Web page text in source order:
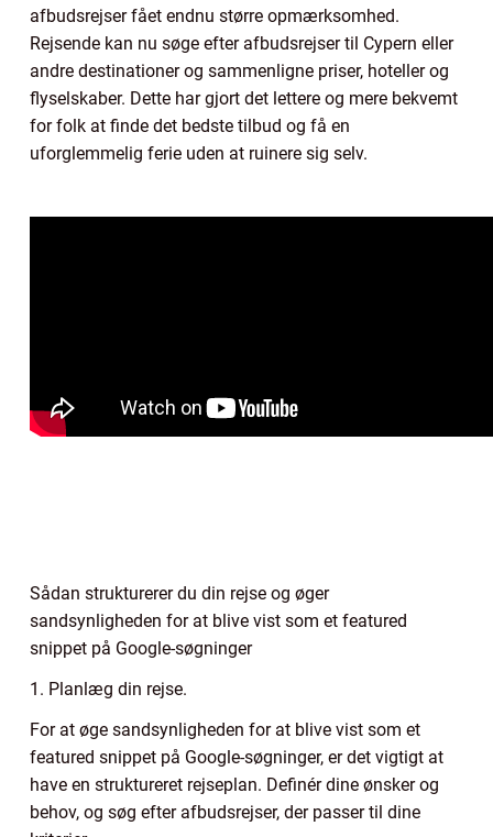
afbudsrejser fået endnu større opmærksomhed.
Rejsende kan nu søge efter afbudsrejser til Cypern eller
andre destinationer og sammenligne priser, hoteller og
flyselskaber. Dette har gjort det lettere og mere bekvemt
for folk at finde det bedste tilbud og få en
uforglemmelig ferie uden at ruinere sig selv.
Sådan strukturerer du din rejse og øger
sandsynligheden for at blive vist som et featured
snippet på Google-søgninger
1. Planlæg din rejse.
For at øge sandsynligheden for at blive vist som et
featured snippet på Google-søgninger, er det vigtigt at
have en struktureret rejseplan. Definér dine ønsker og
behov, og søg efter afbudsrejser, der passer til dine